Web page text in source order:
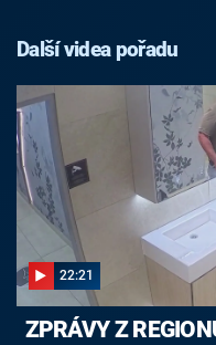
Další videa pořadu
22:21
ZPRÁVY Z